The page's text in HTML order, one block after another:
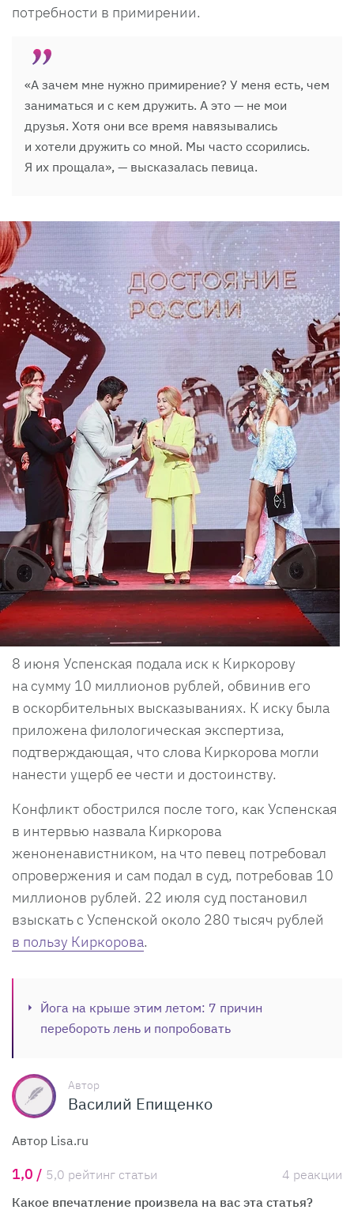
потребности в примирении.
«А зачем мне нужно примирение? У меня есть, чем
заниматься и с кем дружить. А это — не мои
друзья. Хотя они все время навязывались
и хотели дружить со мной. Мы часто ссорились.
Я их прощала», — высказалась певица.
8 июня Успенская подала иск к Киркорову
на сумму 10 миллионов рублей, обвинив его
в оскорбительных высказываниях. К иску была
приложена филологическая экспертиза,
подтверждающая, что слова Киркорова могли
нанести ущерб ее чести и достоинству.
Конфликт обострился после того, как Успенская
в интервью назвала Киркорова
женоненавистником, на что певец потребовал
опровержения и сам подал в суд, потребовав 10
миллионов рублей. 22 июля суд постановил
взыскать с Успенской около 280 тысяч рублей
в пользу Киркорова.
Йога на крыше этим летом: 7 причин
перебороть лень и попробовать
Автор
Василий Епищенко
Автор Lisa.ru
1,0 / 5,0 рейтинг статьи
4 реакции
Какое впечатление произвела на вас эта статья?